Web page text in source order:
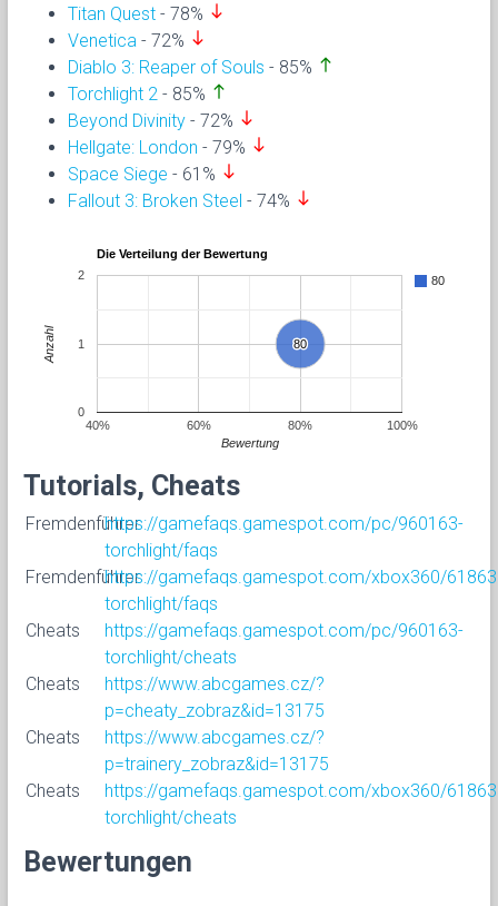
Titan Quest - 78% south
Venetica - 72% south
Diablo 3: Reaper of Souls - 85% north
Torchlight 2 - 85% north
Beyond Divinity - 72% south
Hellgate: London - 79% south
Space Siege - 61% south
Fallout 3: Broken Steel - 74% south
Die Verteilung der Bewertung
80
80
80
40% 60% 80% 100%
0
1
2
Bewertung
Anzahl
Tutorials, Cheats
Fremdenführerhttps://gamefaqs.gamespot.com/pc/960163-
torchlight/faqs
Fremdenführerhttps://gamefaqs.gamespot.com/xbox360/
torchlight/faqs
Cheats
https://gamefaqs.gamespot.com/pc/960163-
torchlight/cheats
Cheats
https://www.abcgames.cz/?
p=cheaty_zobraz&id=13175
Cheats
https://www.abcgames.cz/?
p=trainery_zobraz&id=13175
Cheats
https://gamefaqs.gamespot.com/xbox360/
torchlight/cheats
Bewertungen